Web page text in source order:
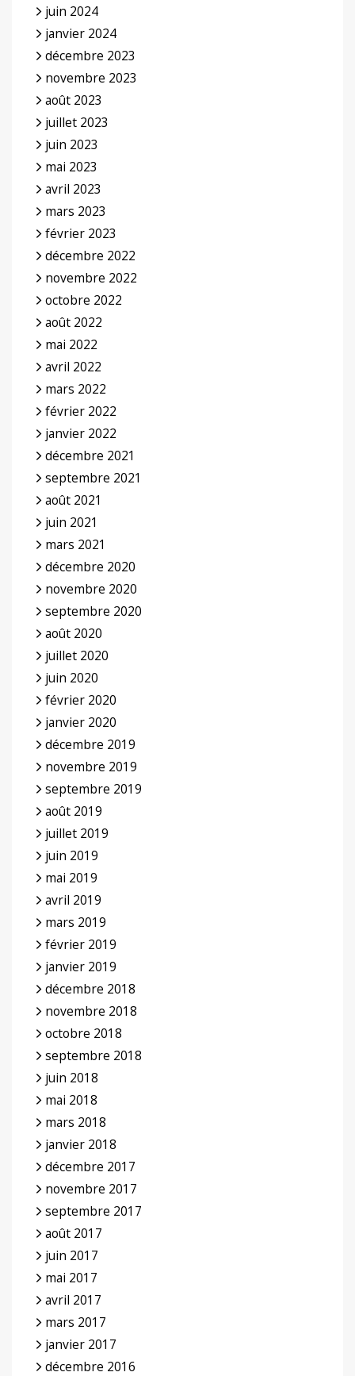
juin 2024
janvier 2024
décembre 2023
novembre 2023
août 2023
juillet 2023
juin 2023
mai 2023
avril 2023
mars 2023
février 2023
décembre 2022
novembre 2022
octobre 2022
août 2022
mai 2022
avril 2022
mars 2022
février 2022
janvier 2022
décembre 2021
septembre 2021
août 2021
juin 2021
mars 2021
décembre 2020
novembre 2020
septembre 2020
août 2020
juillet 2020
juin 2020
février 2020
janvier 2020
décembre 2019
novembre 2019
septembre 2019
août 2019
juillet 2019
juin 2019
mai 2019
avril 2019
mars 2019
février 2019
janvier 2019
décembre 2018
novembre 2018
octobre 2018
septembre 2018
juin 2018
mai 2018
mars 2018
janvier 2018
décembre 2017
novembre 2017
septembre 2017
août 2017
juin 2017
mai 2017
avril 2017
mars 2017
janvier 2017
décembre 2016